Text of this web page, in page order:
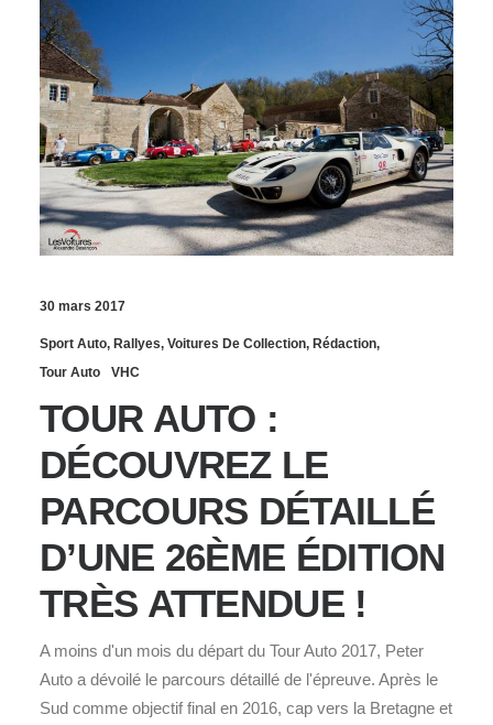
30 mars 2017
Sport Auto, Rallyes, Voitures De Collection, Rédaction,
Tour Auto
VHC
TOUR AUTO :
DÉCOUVREZ LE
PARCOURS DÉTAILLÉ
D’UNE 26ÈME ÉDITION
TRÈS ATTENDUE !
A moins d'un mois du départ du Tour Auto 2017, Peter
Auto a dévoilé le parcours détaillé de l'épreuve. Après le
Sud comme objectif final en 2016, cap vers la Bretagne et